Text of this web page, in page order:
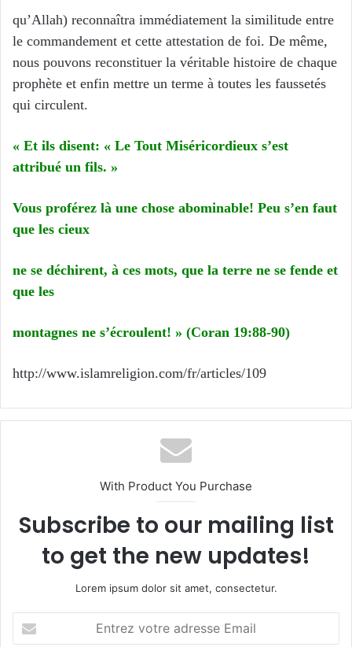
qu’Allah) reconnaîtra immédiatement la similitude entre
le commandement et cette attestation de foi. De même,
nous pouvons reconstituer la véritable histoire de chaque
prophète et enfin mettre un terme à toutes les faussetés
qui circulent.
« Et ils disent: « Le Tout Miséricordieux s’est
attribué un fils. »
Vous proférez là une chose abominable! Peu s’en faut
que les cieux
ne se déchirent, à ces mots, que la terre ne se fende et
que les
montagnes ne s’écroulent! » (Coran 19:88-90)
http://www.islamreligion.com/fr/articles/109
With Product You Purchase
Subscribe to our mailing list
to get the new updates!
Lorem ipsum dolor sit amet, consectetur.